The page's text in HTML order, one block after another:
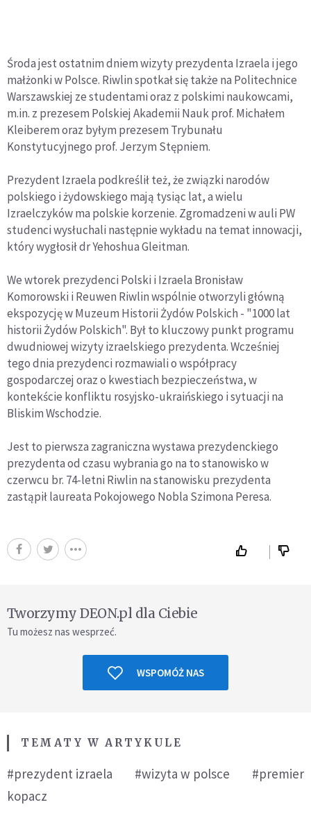
Środa jest ostatnim dniem wizyty prezydenta Izraela i jego
małżonki w Polsce. Riwlin spotkał się także na Politechnice
Warszawskiej ze studentami oraz z polskimi naukowcami,
m.in. z prezesem Polskiej Akademii Nauk prof. Michałem
Kleiberem oraz byłym prezesem Trybunału
Konstytucyjnego prof. Jerzym Stępniem.
Prezydent Izraela podkreślił też, że związki narodów
polskiego i żydowskiego mają tysiąc lat, a wielu
Izraelczyków ma polskie korzenie. Zgromadzeni w auli PW
studenci wysłuchali następnie wykładu na temat innowacji,
który wygłosił dr Yehoshua Gleitman.
We wtorek prezydenci Polski i Izraela Bronisław
Komorowski i Reuwen Riwlin wspólnie otworzyli główną
ekspozycję w Muzeum Historii Żydów Polskich - "1000 lat
historii Żydów Polskich". Był to kluczowy punkt programu
dwudniowej wizyty izraelskiego prezydenta. Wcześniej
tego dnia prezydenci rozmawiali o współpracy
gospodarczej oraz o kwestiach bezpieczeństwa, w
kontekście konfliktu rosyjsko-ukraińskiego i sytuacji na
Bliskim Wschodzie.
Jest to pierwsza zagraniczna wystawa prezydenckiego
prezydenta od czasu wybrania go na to stanowisko w
czerwcu br. 74-letni Riwlin na stanowisku prezydenta
zastąpił laureata Pokojowego Nobla Szimona Peresa.
Tworzymy DEON.pl dla Ciebie
Tu możesz nas wesprzeć.
WSPOMÓŻ NAS
TEMATY W ARTYKULE
#prezydent izraela #wizyta w polsce
#premier
kopacz